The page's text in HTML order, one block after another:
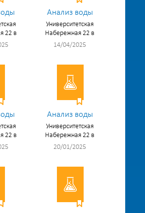
22 в
Анализ воды
Университетская
Набережная 22 в
14/04/2025
22 в
Анализ воды
Университетская
Набережная 22 в
20/01/2025